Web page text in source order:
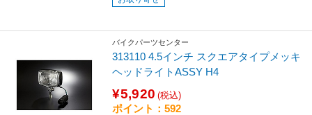
バイクパーツセンター
313110 4.5インチ スクエアタイプメッキ
ヘッドライトASSY H4
¥5,920 (税込)
ポイント：592